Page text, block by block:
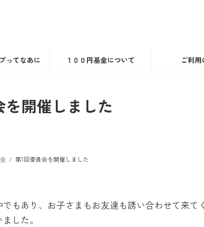
ってなあに １００円基金について ご利
を開催しました
第1回委員会を開催しました
もあり、お子さまもお友達も誘い合わせて来て
した。